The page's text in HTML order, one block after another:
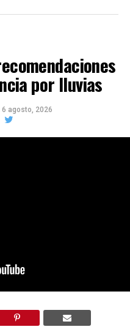
por lluvias
6 agosto, 2026